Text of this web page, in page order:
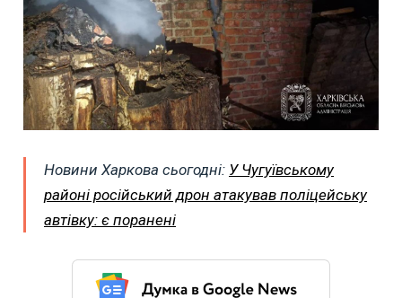
Новини Харкова сьогодні: У Чугуївському
районі російський дрон атакував поліцейську
автівку: є поранені